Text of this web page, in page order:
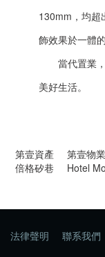
130mm，均超
飾效果於一體
當代置業
美好生活。
第壹資產 第壹物業
倍格矽巷
Hotel
法律聲明 聯系我們